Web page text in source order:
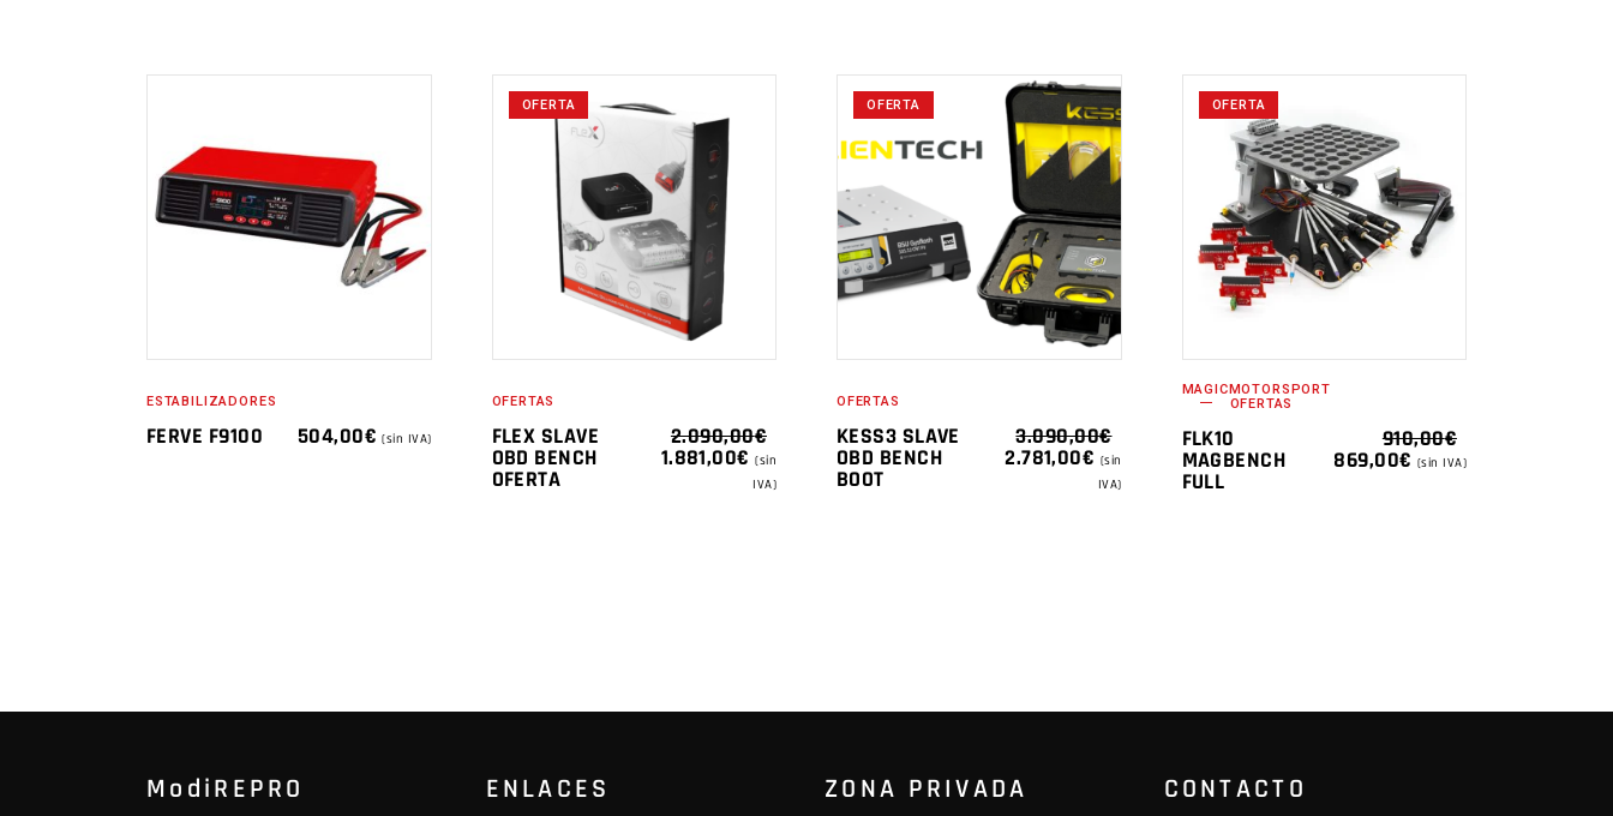
ESTABILIZADORES
FERVE F9100 504,00€ (sin IVA)
OFERTA
OFERTAS
FLEX SLAVE
OBD BENCH
OFERTA
2.090,00€
EL
1.881,00€ EL
PRECIO
(sin
IVA)
OFERTA
OFERTAS
KESS3 SLAVE
OBD BENCH
BOOT
3.090,00€
EL
2.781,00€ EL
PRECIO
(sin
IVA)
OFERTA
MAGICMOTORSPORT
OFERTAS
FLK10
MAGBENCH
FULL
910,00€
EL
869,00€ EL
(sin IVA)
ModiREPRO ENLACES ZONA PRIVADA CONTACTO